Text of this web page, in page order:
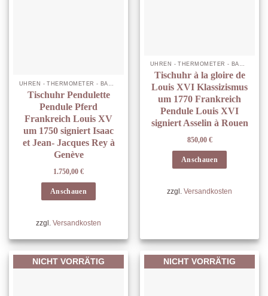
Tischuhr Pendulette
Pendule Pferd
Frankreich Louis XV
um 1750 signiert Isaac
et Jean- Jacques Rey à
Genève
1.750,00 €
Anschauen
zzgl. Versandkosten
UHREN - THERMOMETER - BAROMETER
Tischuhr à la gloire de
Louis XVI Klassizismus
um 1770 Frankreich
Pendule Louis XVI
signiert Asselin à Rouen
850,00 €
Anschauen
zzgl. Versandkosten
NICHT VORRÄTIG NICHT VORRÄTIG